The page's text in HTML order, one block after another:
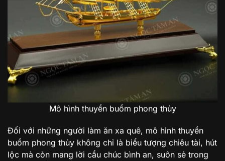
Mô hình thuyền buồm phong thủy
Đối với những người làm ăn xa quê, mô hình thuyền
buồm phong thủy không chỉ là biểu tượng chiêu tài, hút
lộc mà còn mang lời cầu chúc bình an, suôn sẻ trong